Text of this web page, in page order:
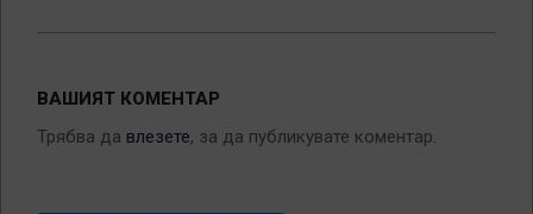
ВАШИЯТ КОМЕНТАР
Трябва да влезете, за да публикувате коментар.